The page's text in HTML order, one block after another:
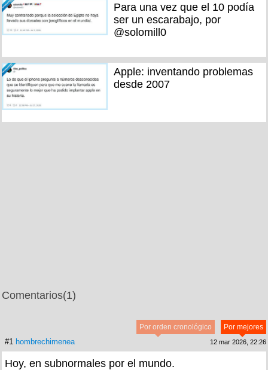
Para una vez que el 10 podía
ser un escarabajo, por
@solomill0
Apple: inventando problemas
desde 2007
Comentarios(1)
Por mejores
Por orden cronológico
#1 hombrechimenea 12 mar 2026, 22:26
Hoy, en subnormales por el mundo.